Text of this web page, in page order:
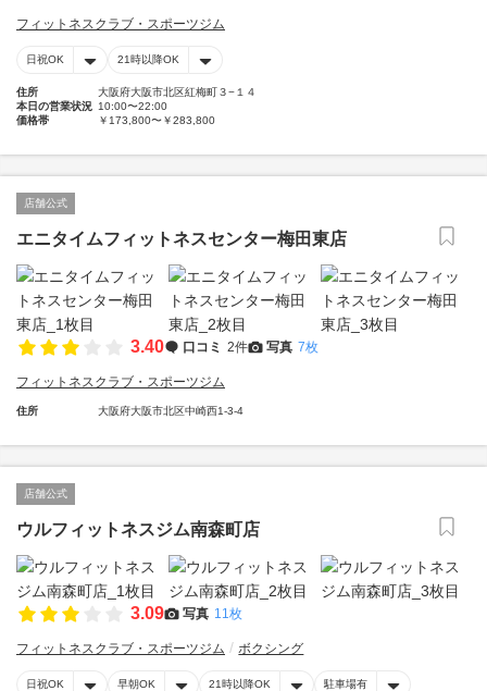
フィットネスクラブ・スポーツジム
日祝OK 21時以降OK
住所
大阪府大阪市北区紅梅町３−１４
本日の営業状況 10:00〜22:00
価格帯
￥173,800〜￥283,800
店舗公式
エニタイムフィットネスセンター梅田東店
3.40 口コミ 2件 写真 7枚
フィットネスクラブ・スポーツジム
住所 大阪府大阪市北区中崎西1-3-4
店舗公式
ウルフィットネスジム南森町店
3.09 写真 11枚
フィットネスクラブ・スポーツジム ボクシング
日祝OK 早朝OK 21時以降OK 駐車場有